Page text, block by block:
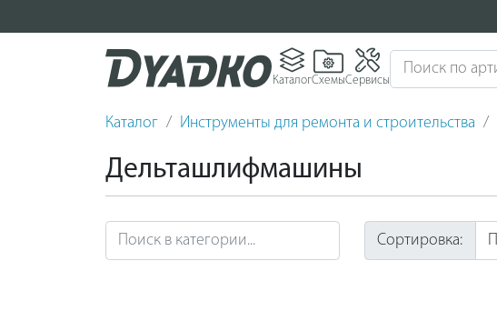
КаталогСхемыСервисы
Каталог Инструменты для ремонта и строительства
Дельташлифмашины
Сортировка: